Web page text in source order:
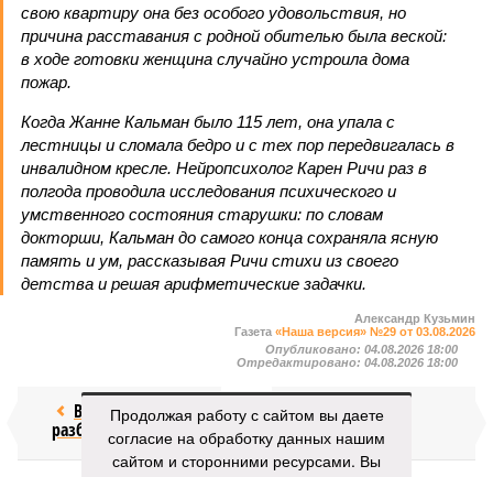
свою квартиру она без особого удовольствия, но
причина расставания с родной обителью была веской:
в ходе готовки женщина случайно устроила дома
пожар.
Когда Жанне Кальман было 115 лет, она упала с
лестницы и сломала бедро и с тех пор передвигалась в
инвалидном кресле. Нейропсихолог Карен Ричи раз в
полгода проводила исследования психического и
умственного состояния старушки: по словам
докторши, Кальман до самого конца сохраняла ясную
память и ум, рассказывая Ричи стихи из своего
детства и решая арифметические задачки.
Александр Кузьмин
Газета «Наша версия» №29 от 03.08.2026
Опубликовано: 04.08.2026 18:00
Отредактировано: 04.08.2026 18:00
Воры без
разбора
Последние
времена
Продолжая работу с сайтом вы даете
согласие на обработку данных нашим
сайтом и сторонними ресурсами. Вы